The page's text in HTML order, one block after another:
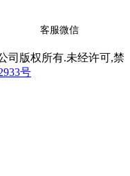
客服微信
司版权所有.未经许可,禁
号